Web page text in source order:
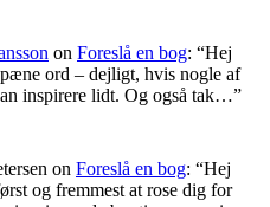
on Foreslå en bog: “Hej
ord – dejligt, hvis nogle af
inspirere lidt. Og også tak…”
on Foreslå en bog: “Hej
og fremmest at rose dig for